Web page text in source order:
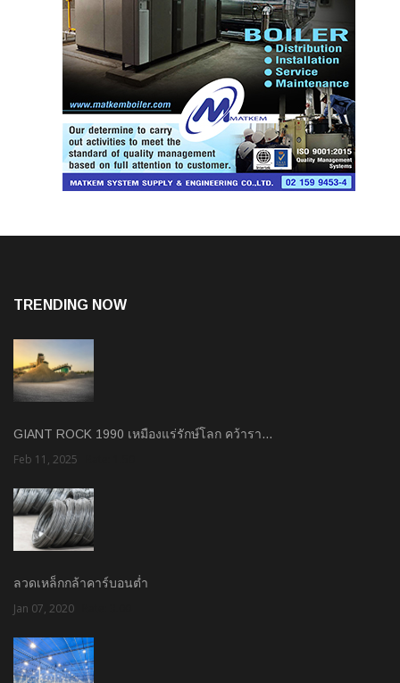
TRENDING NOW
GIANT ROCK 1990 เหมืองแร่รักษ์โลก คว้ารา…
Feb 11, 2025
ลวดเหล็กกล้าคาร์บอนต่ำ
Jan 07, 2020